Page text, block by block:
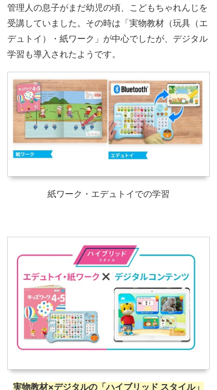
管理人の息子がまだ幼児の頃、こどもちゃれんじを
受講していました。その時は「実物教材（玩具（エ
デュトイ）・紙ワーク」が中心でしたが、デジタル
学習も導入されたようです。
紙ワーク・エデュトイでの学習
実物教材×デジタルの「ハイブリッド スタイル」